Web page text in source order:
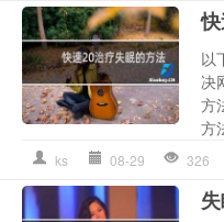
以
决
方
方
ks 08-29 326